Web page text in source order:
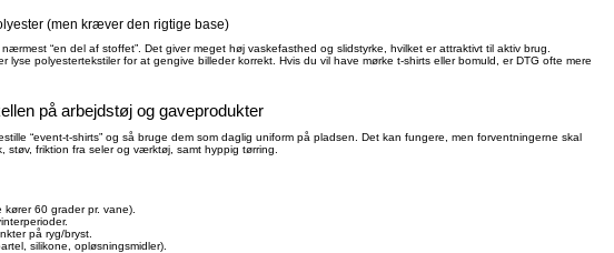
(men kræver den rigtige base)
“en del af stoffet”. Det giver meget høj vaskefasthed og slidstyrke, hvilket er attraktivt til aktiv brug.
polyestertekstiler for at gengive billeder korrekt. Hvis du vil have mørke t-shirts eller bomuld, er DTG ofte mere
på arbejdstøj og gaveprodukter
“event-t-shirts” og så bruge dem som daglig uniform på pladsen. Det kan fungere, men forventningerne skal
friktion fra seler og værktøj, samt hyppig tørring.
kører 60 grader pr. vane).
på ryg/bryst.
silikone, opløsningsmidler).